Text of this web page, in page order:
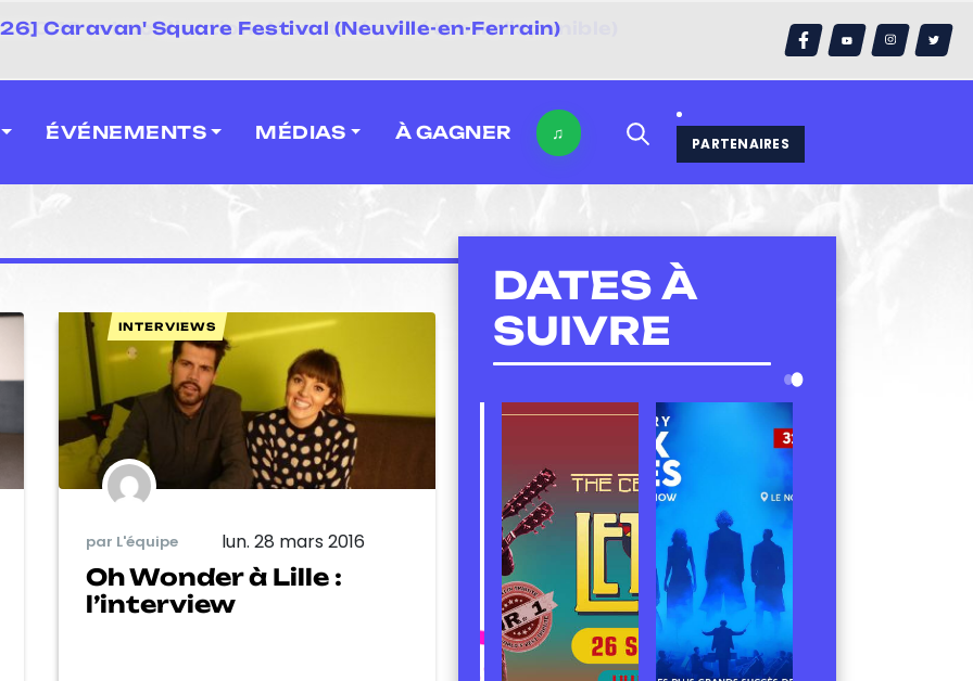
Caravan' Square Festival (Neuville-en-Ferrain)
ÉVÉNEMENTS MÉDIAS À GAGNER ♫
PARTENAIRES
INTERVIEWS
par L'équipe lun. 28 mars 2016
Oh Wonder à Lille :
l’interview
DATES À
SUIVRE